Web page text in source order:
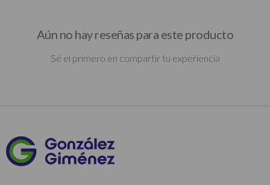
Aún no hay reseñas para este producto
Sé el primero en compartir tu experiencia